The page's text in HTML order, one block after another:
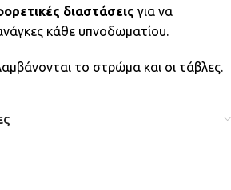
διαστάσεις για να
κάθε υπνοδωματίου.
το στρώμα και οι τάβλες.